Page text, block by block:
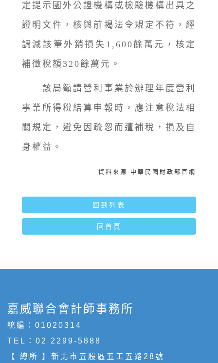
定提示國外公證機構或檢驗機構出具之
證明文件，核與前揭法令規定不符，經
調減該筆外銷損失1,600餘萬元，核定
補徵稅額320餘萬元。
該局籲請營利事業於辦理年度營利
事業所得稅結算申報時，應注意稅法相
關規定，避免因疏忽而遭補稅，損及自
身權益。
資料來源 中華民國財政部官網
回到列表
回首頁
嘉威聯合會計師事務所
統編：01020314
TEL： 02 2299-5888
【 總所 】新北市五股區五工五路28號